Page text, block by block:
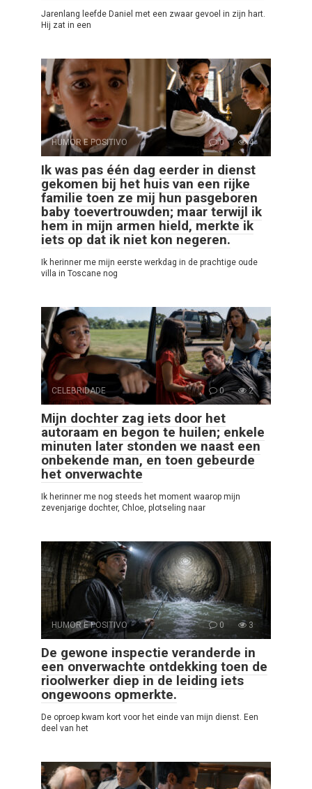
Jarenlang leefde Daniel met een zwaar gevoel in zijn hart.
Hij zat in een
HUMOR E POSITIVO 0 4
Ik was pas één dag eerder in dienst
gekomen bij het huis van een rijke
familie toen ze mij hun pasgeboren
baby toevertrouwden; maar terwijl ik
hem in mijn armen hield, merkte ik
iets op dat ik niet kon negeren.
Ik herinner me mijn eerste werkdag in de prachtige oude
villa in Toscane nog
CELEBRIDADE 0 2
Mijn dochter zag iets door het
autoraam en begon te huilen; enkele
minuten later stonden we naast een
onbekende man, en toen gebeurde
het onverwachte
Ik herinner me nog steeds het moment waarop mijn
zevenjarige dochter, Chloe, plotseling naar
HUMOR E POSITIVO 0 3
De gewone inspectie veranderde in
een onverwachte ontdekking toen de
rioolwerker diep in de leiding iets
ongewoons opmerkte.
De oproep kwam kort voor het einde van mijn dienst. Een
deel van het